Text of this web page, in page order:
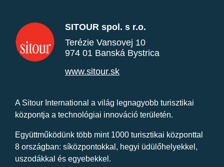
SITOUR spol. s r.o.
Terézie Vansovej 10
974 01 Banská Bystrica
www.sitour.sk
A Sitour International a világ legnagyobb turisztikai
központja a technológiai innováció területén.
Együttműködünk több mint 1000 turisztikai központtal
8 országban: síközpontokkal, hegyi üdülőhelyekkel,
uszodákkal és egyebekkel.